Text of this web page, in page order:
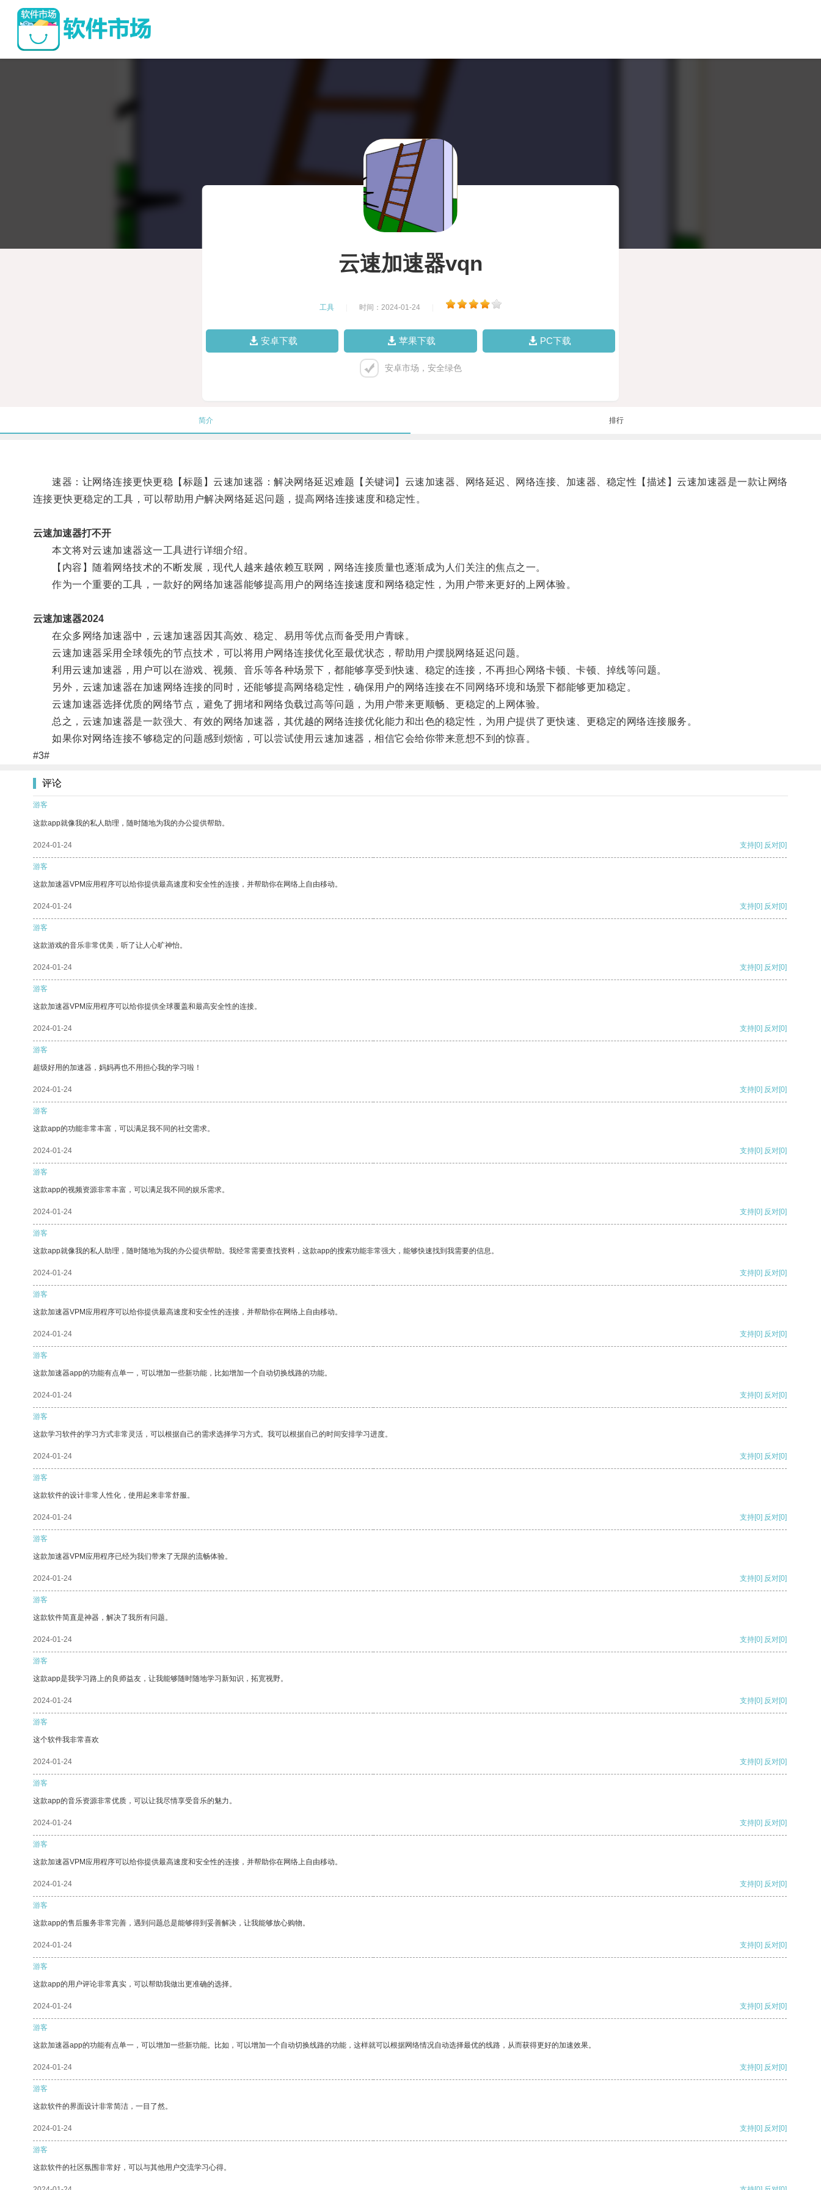
云速加速器vqn
工具 时间：2024-01-24
安卓下载 苹果下载 PC下载
安卓市场，安全绿色
简介 排行
速器：让网络连接更快更稳【标题】云速加速器：解决网络延迟难题【关键词】云速加速器、网络延迟、网络连接、加速器、稳定性【描述】云速加速器是一款让网络
连接更快更稳定的工具，可以帮助用户解决网络延迟问题，提高网络连接速度和稳定性。
云速加速器打不开
本文将对云速加速器这一工具进行详细介绍。
【内容】随着网络技术的不断发展，现代人越来越依赖互联网，网络连接质量也逐渐成为人们关注的焦点之一。
作为一个重要的工具，一款好的网络加速器能够提高用户的网络连接速度和网络稳定性，为用户带来更好的上网体验。
云速加速器2024
在众多网络加速器中，云速加速器因其高效、稳定、易用等优点而备受用户青睐。
云速加速器采用全球领先的节点技术，可以将用户网络连接优化至最优状态，帮助用户摆脱网络延迟问题。
利用云速加速器，用户可以在游戏、视频、音乐等各种场景下，都能够享受到快速、稳定的连接，不再担心网络卡顿、卡顿、掉线等问题。
另外，云速加速器在加速网络连接的同时，还能够提高网络稳定性，确保用户的网络连接在不同网络环境和场景下都能够更加稳定。
云速加速器选择优质的网络节点，避免了拥堵和网络负载过高等问题，为用户带来更顺畅、更稳定的上网体验。
总之，云速加速器是一款强大、有效的网络加速器，其优越的网络连接优化能力和出色的稳定性，为用户提供了更快速、更稳定的网络连接服务。
如果你对网络连接不够稳定的问题感到烦恼，可以尝试使用云速加速器，相信它会给你带来意想不到的惊喜。
#3#
评论
游客
这款app就像我的私人助理，随时随地为我的办公提供帮助。
2024-01-24 支持[0] 反对[0]
游客
这款加速器VPM应用程序可以给你提供最高速度和安全性的连接，并帮助你在网络上自由移动。
2024-01-24 支持[0] 反对[0]
游客
这款游戏的音乐非常优美，听了让人心旷神怡。
2024-01-24 支持[0] 反对[0]
游客
这款加速器VPM应用程序可以给你提供全球覆盖和最高安全性的连接。
2024-01-24 支持[0] 反对[0]
游客
超级好用的加速器，妈妈再也不用担心我的学习啦！
2024-01-24 支持[0] 反对[0]
游客
这款app的功能非常丰富，可以满足我不同的社交需求。
2024-01-24 支持[0] 反对[0]
游客
这款app的视频资源非常丰富，可以满足我不同的娱乐需求。
2024-01-24 支持[0] 反对[0]
游客
这款app就像我的私人助理，随时随地为我的办公提供帮助。我经常需要查找资料，这款app的搜索功能非常强大，能够快速找到我需要的信息。
2024-01-24 支持[0] 反对[0]
游客
这款加速器VPM应用程序可以给你提供最高速度和安全性的连接，并帮助你在网络上自由移动。
2024-01-24 支持[0] 反对[0]
游客
这款加速器app的功能有点单一，可以增加一些新功能，比如增加一个自动切换线路的功能。
2024-01-24 支持[0] 反对[0]
游客
这款学习软件的学习方式非常灵活，可以根据自己的需求选择学习方式。我可以根据自己的时间安排学习进度。
2024-01-24 支持[0] 反对[0]
游客
这款软件的设计非常人性化，使用起来非常舒服。
2024-01-24 支持[0] 反对[0]
游客
这款加速器VPM应用程序已经为我们带来了无限的流畅体验。
2024-01-24 支持[0] 反对[0]
游客
这款软件简直是神器，解决了我所有问题。
2024-01-24 支持[0] 反对[0]
游客
这款app是我学习路上的良师益友，让我能够随时随地学习新知识，拓宽视野。
2024-01-24 支持[0] 反对[0]
游客
这个软件我非常喜欢
2024-01-24 支持[0] 反对[0]
游客
这款app的音乐资源非常优质，可以让我尽情享受音乐的魅力。
2024-01-24 支持[0] 反对[0]
游客
这款加速器VPM应用程序可以给你提供最高速度和安全性的连接，并帮助你在网络上自由移动。
2024-01-24 支持[0] 反对[0]
游客
这款app的售后服务非常完善，遇到问题总是能够得到妥善解决，让我能够放心购物。
2024-01-24 支持[0] 反对[0]
游客
这款app的用户评论非常真实，可以帮助我做出更准确的选择。
2024-01-24 支持[0] 反对[0]
游客
这款加速器app的功能有点单一，可以增加一些新功能。比如，可以增加一个自动切换线路的功能，这样就可以根据网络情况自动选择最优的线路，从而获得更好的加速效果。
2024-01-24 支持[0] 反对[0]
游客
这款软件的界面设计非常简洁，一目了然。
2024-01-24 支持[0] 反对[0]
游客
这款软件的社区氛围非常好，可以与其他用户交流学习心得。